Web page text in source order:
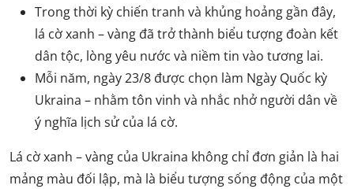
Trong thời kỳ chiến tranh và khủng hoảng gần đây,
lá cờ xanh – vàng đã trở thành biểu tượng đoàn kết
dân tộc, lòng yêu nước và niềm tin vào tương lai.
Mỗi năm, ngày 23/8 được chọn làm Ngày Quốc kỳ
Ukraina – nhằm tôn vinh và nhắc nhở người dân về
ý nghĩa lịch sử của lá cờ.
Lá cờ xanh – vàng của Ukraina không chỉ đơn giản là hai
mảng màu đối lập, mà là biểu tượng sống động của một